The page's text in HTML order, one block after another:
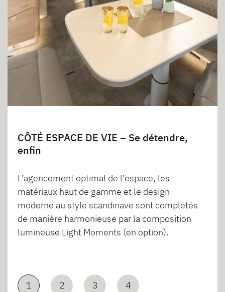
CÔTÉ ESPACE DE VIE – Se détendre,
enfin
L’agencement optimal de l’espace, les
matériaux haut de gamme et le design
moderne au style scandinave sont complétés
de manière harmonieuse par la composition
lumineuse Light Moments (en option).
1 2 3 4